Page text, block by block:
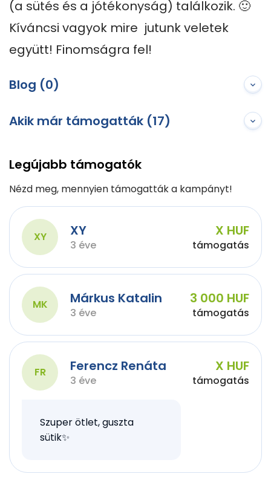
(a sütés és a jótékonyság) találkozik. 🙂
Kíváncsi vagyok mire  jutunk veletek
együtt! Finomságra fel!
Blog (0)
Akik már támogatták (17)
Legújabb támogatók
Nézd meg, mennyien támogatták a kampányt!
XY XY
3 éve
X HUF
támogatás
MK Márkus Katalin
3 éve
3 000 HUF
támogatás
FR Ferencz Renáta
3 éve
X HUF
támogatás
Szuper ötlet, guszta
sütik✨